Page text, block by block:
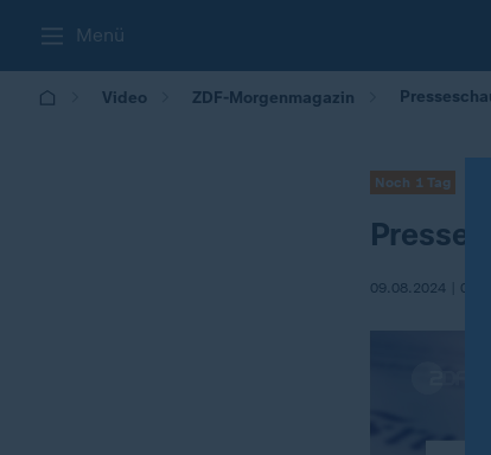
Menü
Video ZDF-Morgenmagazin
Noch 1 Tag
09.08.2024 |